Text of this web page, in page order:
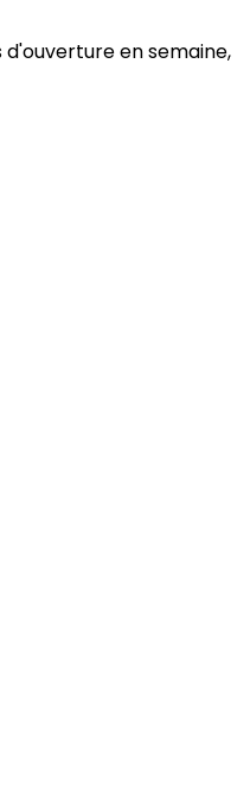
en semaine,